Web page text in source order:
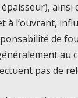
ainsi
à l’ouvrant,
de
au
pas de